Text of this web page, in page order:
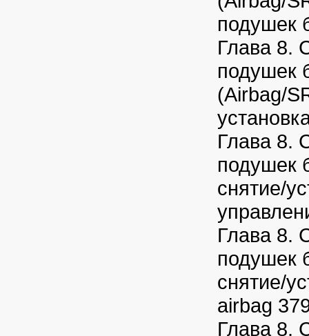
подушек
Глава 8.
подушек
(Airbag/
Глава 8.
подушек
снятие/
Глава 8.
подушек
снятие/
airbag
Глава 8.